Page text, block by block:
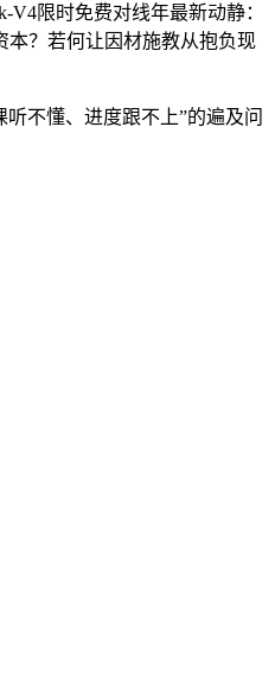
V4限时免费对线年最新动静：
本？若何让因材施教从抱负现
不懂、进度跟不上”的遍及问